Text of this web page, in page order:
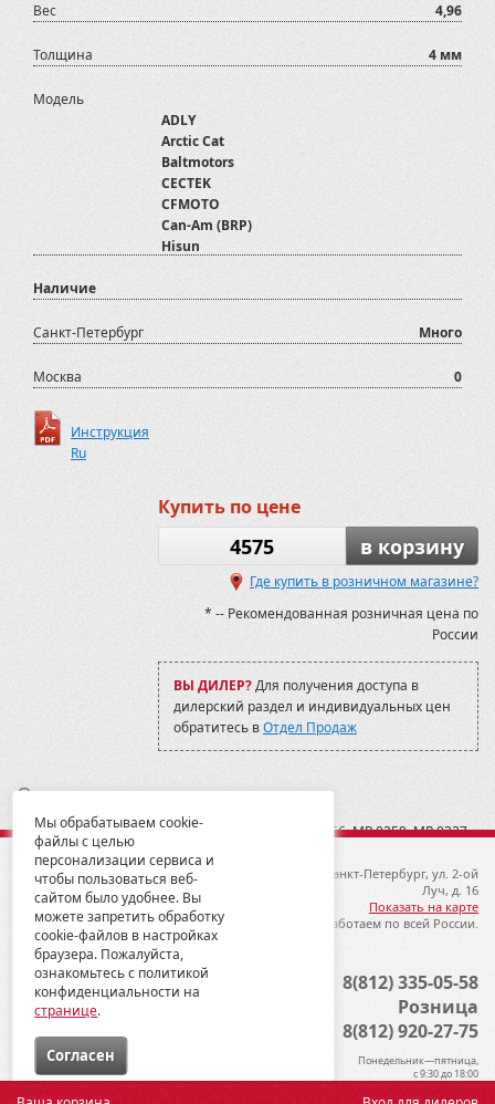
Вес 4,96
Толщина 4 мм
Модель
ADLY
Arctic Cat
Baltmotors
CECTEK
CFMOTO
Can-Am (BRP)
Hisun
Suzuki
Наличие
Санкт-Петербург Много
Москва 0
Инструкция
Ru
Купить по цене
4575 в корзину
Где купить в розничном магазине?
* -- Рекомендованная розничная цена по
России
ВЫ ДИЛЕР?Для получения доступа в
дилерский раздел и индивидуальных цен
обратитесь вОтдел Продаж
Описание товара
Удлинитель МP 0263 для отвала МP 0260, MP 0266, MP 0259, MP 0327
© 2012-2026 ГК Металлопродукция
192019, Санкт-Петербург, ул. 2-ой
Луч, д. 16
Показать на карте
Мы работаем по всей России.
8(812) 335-05-58
Розница
8(812) 920-27-75
Понедельник—пятница,
с 9:30 до 18:00
Мы обрабатываем cookie-
файлы с целью
персонализации сервиса и
чтобы пользоваться веб-
сайтом было удобнее. Вы
можете запретить обработку
cookie-файлов в настройках
браузера. Пожалуйста,
ознакомьтесь с политикой
конфиденциальности на
странице.
Cогласен